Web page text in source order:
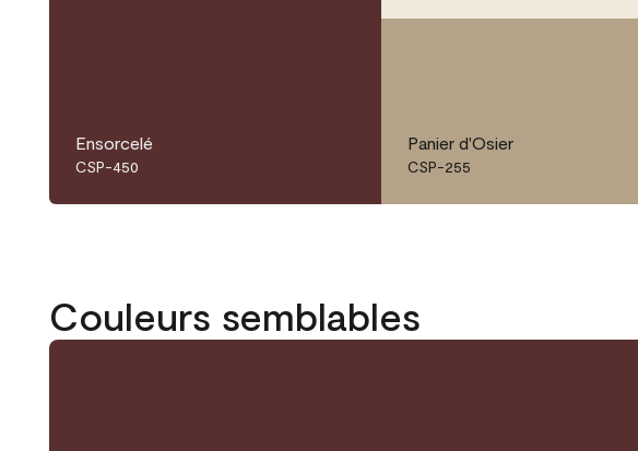
Ensorcelé
CSP-450
Panier d'Osier
CSP-255
Couleurs semblables